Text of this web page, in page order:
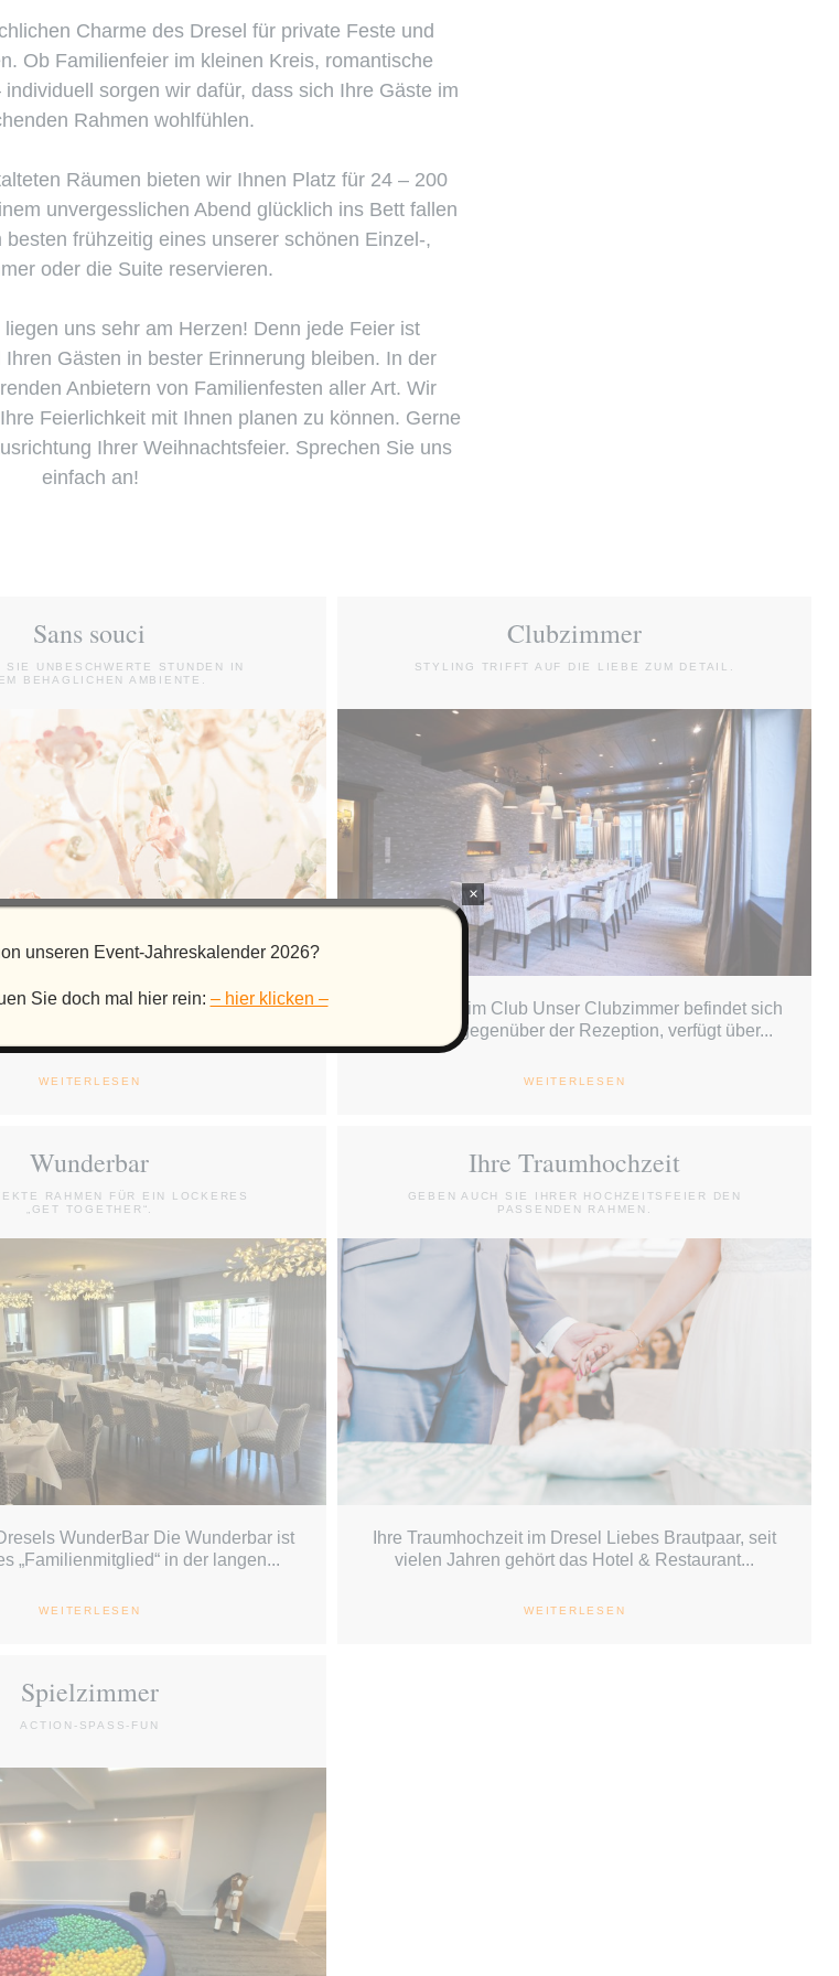
Charme des Dresel für private Feste und
Ob Familienfeier im kleinen Kreis, romantische
sorgen wir dafür, dass sich Ihre Gäste im
Rahmen wohlfühlen.
Räumen bieten wir Ihnen Platz für 24 – 200
unvergesslichen Abend glücklich ins Bett fallen
besten frühzeitig eines unserer schönen Einzel-,
oder die Suite reservieren.
uns sehr am Herzen! Denn jede Feier ist
Gästen in bester Erinnerung bleiben. In der
Anbietern von Familienfesten aller Art. Wir
Feierlichkeit mit Ihnen planen zu können. Gerne
Ihrer Weihnachtsfeier. Sprechen Sie uns
einfach an!
Sans souci
SIE UNBESCHWERTE STUNDEN IN
BEHAGLICHEN AMBIENTE.
Sans souci „Sans souci“ oder auf
WEITERLESEN
Clubzimmer
STYLING TRIFFT AUF DIE LIEBE ZUM DETAIL.
Willkommen im Club Unser Clubzimmer befindet sich
ebenerdig gegenüber der Rezeption, verfügt über...
WEITERLESEN
Wunderbar
RAHMEN FÜR EIN LOCKERES
„GET TOGETHER“.
WunderBar Die Wunderbar ist
„Familienmitglied“ in der langen...
WEITERLESEN
Ihre Traumhochzeit
GEBEN AUCH SIE IHRER HOCHZEITSFEIER DEN
PASSENDEN RAHMEN.
Ihre Traumhochzeit im Dresel Liebes Brautpaar, seit
vielen Jahren gehört das Hotel & Restaurant...
WEITERLESEN
Spielzimmer
ACTION-SPASS-FUN
unseren Event-Jahreskalender 2026?
Sie doch mal hier rein: – hier klicken –
×